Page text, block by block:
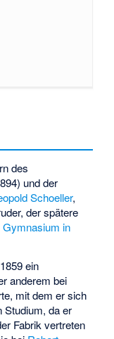
des
und der
Schoeller,
der spätere
in
ein
anderem bei
mit dem er sich
Studium, da er
Fabrik vertreten